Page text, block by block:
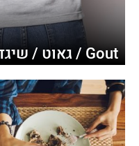
Gout / גאוט / שיגדון / צינית